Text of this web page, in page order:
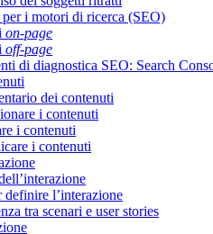
i motori di ricerca (SEO)
on-page
off-page
di diagnostica SEO: Search
dei contenuti
i contenuti
i contenuti
i contenuti
definire l’interazione
tra scenari e user stories